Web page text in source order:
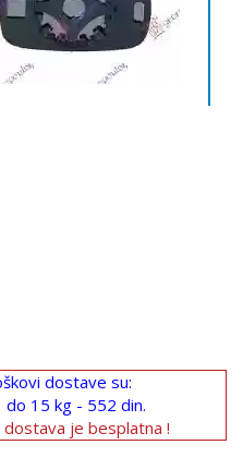
dostave su:
15 kg - 552 din.
je besplatna !